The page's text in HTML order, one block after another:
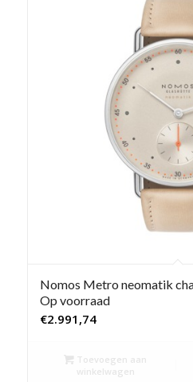
Nomos Metro neomatik
Op voorraad
€2.991,74
Toevoegen aan
winkelwagen